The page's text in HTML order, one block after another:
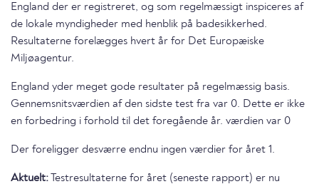
England der er registreret, og som regelmæssigt inspiceres af
de lokale myndigheder med henblik på badesikkerhed.
Resultaterne forelægges hvert år for Det Europæiske
Miljøagentur.
England yder meget gode resultater på regelmæssig basis.
Gennemsnitsværdien af den sidste test fra var 0. Dette er ikke
en forbedring i forhold til det foregående år. værdien var 0
Der foreligger desværre endnu ingen værdier for året 1.
Aktuelt: Testresultaterne for året (seneste rapport) er nu